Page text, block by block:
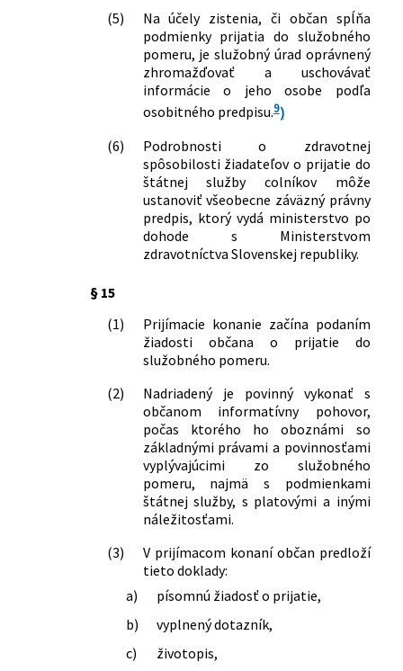
(5)
Na účely zistenia, či občan spĺňa
podmienky prijatia do služobného
pomeru, je služobný úrad oprávnený
zhromažďovať a uschovávať
informácie o jeho osobe podľa
osobitného predpisu.9)
(6)
Podrobnosti o zdravotnej
spôsobilosti žiadateľov o prijatie do
štátnej služby colníkov môže
ustanoviť všeobecne záväzný právny
predpis, ktorý vydá ministerstvo po
dohode s Ministerstvom
zdravotníctva Slovenskej republiky.
§ 15
(1)
Prijímacie konanie začína podaním
žiadosti občana o prijatie do
služobného pomeru.
(2)
Nadriadený je povinný vykonať s
občanom informatívny pohovor,
počas ktorého ho oboznámi so
základnými právami a povinnosťami
vyplývajúcimi zo služobného
pomeru, najmä s podmienkami
štátnej služby, s platovými a inými
náležitosťami.
(3)
V prijímacom konaní občan predloží
tieto doklady:
a)
písomnú žiadosť o prijatie,
b)
vyplnený dotazník,
c)
životopis,